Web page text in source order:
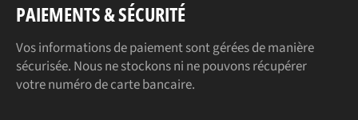
PAIEMENTS & SÉCURITÉ
Vos informations de paiement sont gérées de manière
sécurisée. Nous ne stockons ni ne pouvons récupérer
votre numéro de carte bancaire.